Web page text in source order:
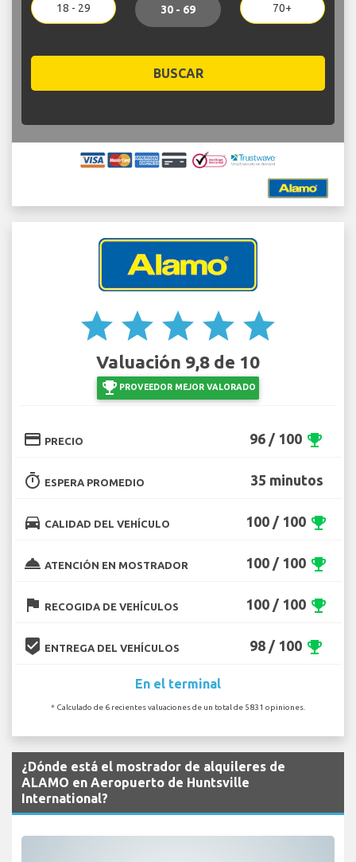
18 - 29 30 - 69 70+
BUSCAR
star star star star star
Valuación 9,8 de 10
emoji_events PROVEEDOR MEJOR VALORADO
credit_card PRECIO 96 / 100 emoji_events
timer ESPERA PROMEDIO 35 minutos
directions_car CALIDAD DEL VEHÍCULO 100 / 100 emoji_events
room_service ATENCIÓN EN MOSTRADOR 100 / 100 emoji_events
flag RECOGIDA DE VEHÍCULOS 100 / 100 emoji_events
beenhere ENTREGA DEL VEHÍCULOS 98 / 100 emoji_events
En el terminal
* Calculado de 6 recientes valuaciones de un total de 5831 opiniones.
¿Dónde está el mostrador de alquileres de
ALAMO en Aeropuerto de Huntsville
International?